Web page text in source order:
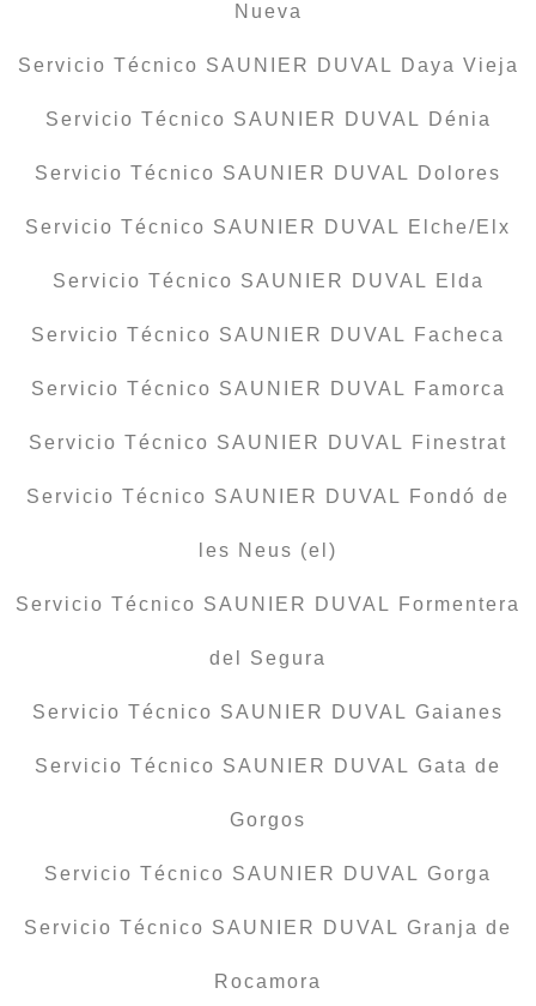
Nueva
Servicio Técnico SAUNIER DUVAL Daya Vieja
Servicio Técnico SAUNIER DUVAL Dénia
Servicio Técnico SAUNIER DUVAL Dolores
Servicio Técnico SAUNIER DUVAL Elche/Elx
Servicio Técnico SAUNIER DUVAL Elda
Servicio Técnico SAUNIER DUVAL Facheca
Servicio Técnico SAUNIER DUVAL Famorca
Servicio Técnico SAUNIER DUVAL Finestrat
Servicio Técnico SAUNIER DUVAL Fondó de
les Neus (el)
Servicio Técnico SAUNIER DUVAL Formentera
del Segura
Servicio Técnico SAUNIER DUVAL Gaianes
Servicio Técnico SAUNIER DUVAL Gata de
Gorgos
Servicio Técnico SAUNIER DUVAL Gorga
Servicio Técnico SAUNIER DUVAL Granja de
Rocamora